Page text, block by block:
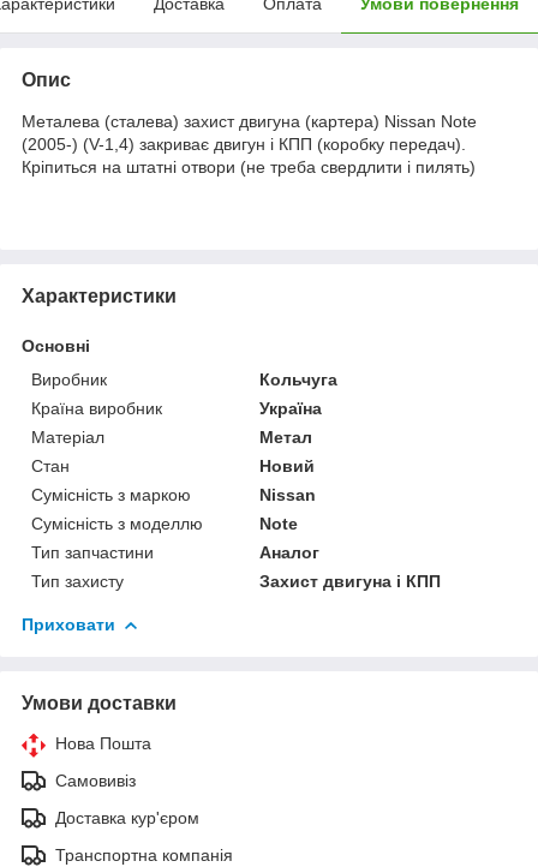
Опис
Металева (сталева) захист двигуна (картера) Nissan Note
(2005-) (V-1,4) закриває двигун і КПП (коробку передач).
Кріпиться на штатні отвори (не треба свердлити і пилять)
Характеристики
Основні
Виробник
Кольчуга
Країна виробник
Україна
Матеріал
Метал
Стан
Новий
Сумісність з маркою
Nissan
Сумісність з моделлю
Note
Тип запчастини
Аналог
Тип захисту
Захист двигуна і КПП
Приховати
Умови доставки
Нова Пошта
Самовивіз
Доставка кур'єром
Транспортна компанія